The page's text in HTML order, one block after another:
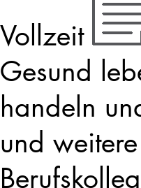
Vollzeit
Gesund
handeln
und